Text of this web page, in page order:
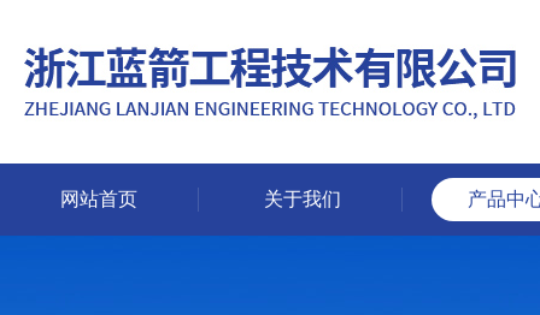
网站首页 关于我们 产品中